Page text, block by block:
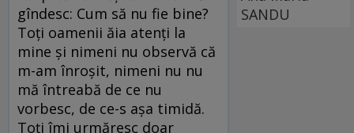
gîndesc: Cum să nu fie bine?
Toți oamenii ăia atenți la
mine și nimeni nu observă că
m-am înroșit, nimeni nu nu
mă întreabă de ce nu
vorbesc, de ce-s așa timidă.
Toți îmi urmăresc doar
SANDU